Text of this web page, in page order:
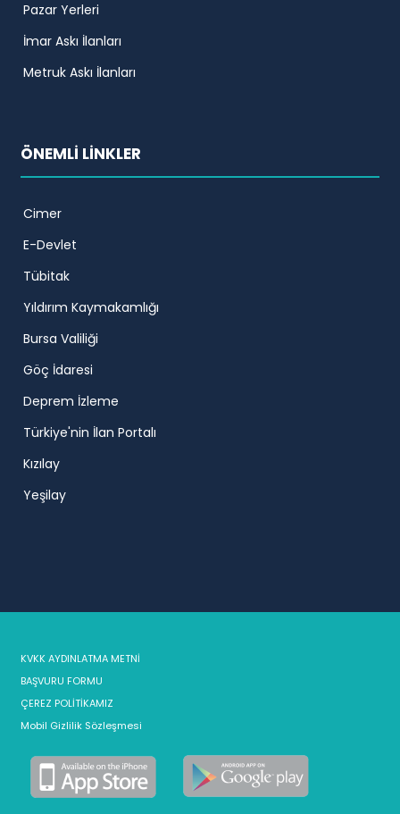
Pazar Yerleri
İmar Askı İlanları
Metruk Askı İlanları
ÖNEMLİ LİNKLER
Cimer
E-Devlet
Tübitak
Yıldırım Kaymakamlığı
Bursa Valiliği
Göç İdaresi
Deprem İzleme
Türkiye'nin İlan Portalı
Kızılay
Yeşilay
KVKK AYDINLATMA METNİ
BAŞVURU FORMU
ÇEREZ POLİTİKAMIZ
Mobil Gizlilik Sözleşmesi